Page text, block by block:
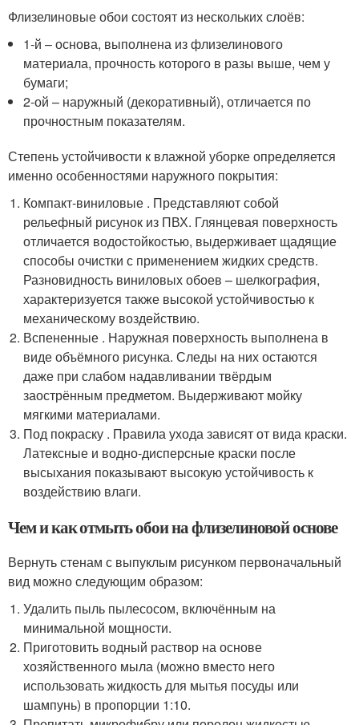
Флизелиновые обои состоят из нескольких слоёв:
1-й – основа, выполнена из флизелинового
материала, прочность которого в разы выше, чем у
бумаги;
2-ой – наружный (декоративный), отличается по
прочностным показателям.
Степень устойчивости к влажной уборке определяется
именно особенностями наружного покрытия:
Компакт-виниловые . Представляют собой
рельефный рисунок из ПВХ. Глянцевая поверхность
отличается водостойкостью, выдерживает щадящие
способы очистки с применением жидких средств.
Разновидность виниловых обоев – шелкография,
характеризуется также высокой устойчивостью к
механическому воздействию.
Вспененные . Наружная поверхность выполнена в
виде объёмного рисунка. Следы на них остаются
даже при слабом надавливании твёрдым
заострённым предметом. Выдерживают мойку
мягкими материалами.
Под покраску . Правила ухода зависят от вида краски.
Латексные и водно-дисперсные краски после
высыхания показывают высокую устойчивость к
воздействию влаги.
Чем и как отмыть обои на флизелиновой основе
Вернуть стенам с выпуклым рисунком первоначальный
вид можно следующим образом:
Удалить пыль пылесосом, включённым на
минимальной мощности.
Приготовить водный раствор на основе
хозяйственного мыла (можно вместо него
использовать жидкость для мытья посуды или
шампунь) в пропорции 1:10.